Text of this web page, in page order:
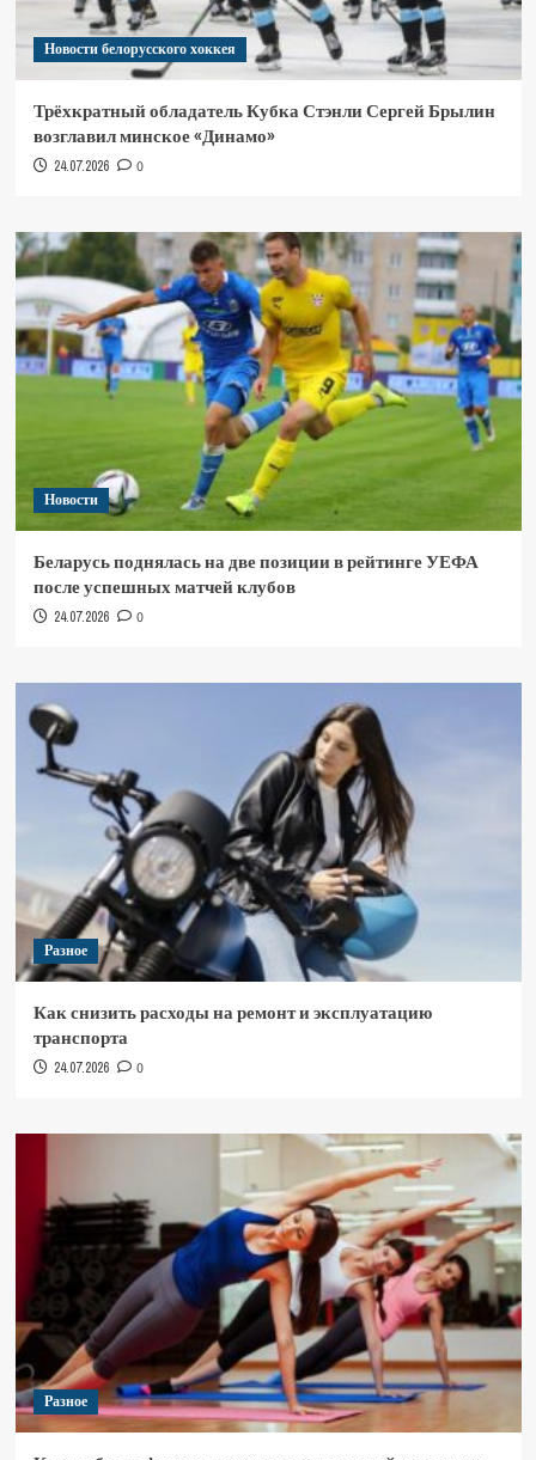
Новости белорусского хоккея
Трёхкратный обладатель Кубка Стэнли Сергей Брылин
возглавил минское «Динамо»
24.07.2026 0
Новости
Беларусь поднялась на две позиции в рейтинге УЕФА
после успешных матчей клубов
24.07.2026 0
Разное
Как снизить расходы на ремонт и эксплуатацию
транспорта
24.07.2026 0
Разное